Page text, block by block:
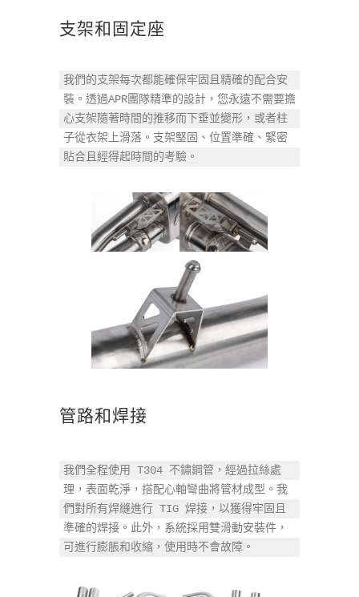
支架和固定座
我們的支架每次都能確保牢固且精確的配合安
裝。透過APR團隊精準的設計，您永遠不需要擔
心支架隨著時間的推移而下垂並變形，或者柱
子從衣架上滑落。支架堅固、位置準確、緊密
貼合且經得起時間的考驗。
管路和焊接
我們全程使用 T304 不鏽鋼管，經過拉絲處
理，表面乾淨，搭配心軸彎曲將管材成型。我
們對所有焊縫進行 TIG 焊接，以獲得牢固且
準確的焊接。此外，系統採用雙滑動安裝件，
可進行膨脹和收縮，使用時不會故障。